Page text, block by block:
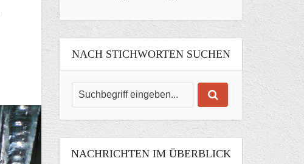
NACH STICHWORTEN SUCHEN
NACHRICHTEN IM ÜBERBLICK